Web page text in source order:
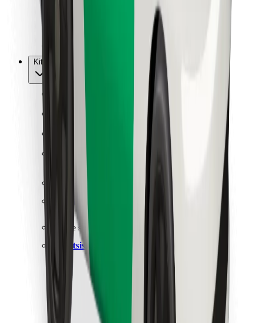
Automobilių nuomos įmonių savininkams
Restoranams
Kita
Paslaugų teikėjai
Saugumas
Automobilis atvyks per kelias minutes!
Atsisiųsti programėlę „Bolt“
Raskite savo mėgstamą maistą!
Atsisiųsti programėlę „Bolt Food“